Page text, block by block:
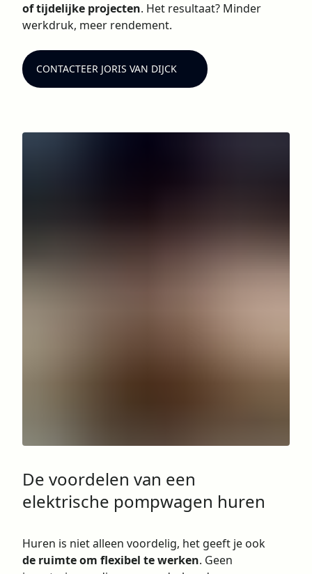
of tijdelijke projecten. Het resultaat? Minder
werkdruk, meer rendement.
CONTACTEER JORIS VAN DIJCK
De voordelen van een
elektrische pompwagen huren
Huren is niet alleen voordelig, het geeft je ook
de ruimte om flexibel te werken. Geen